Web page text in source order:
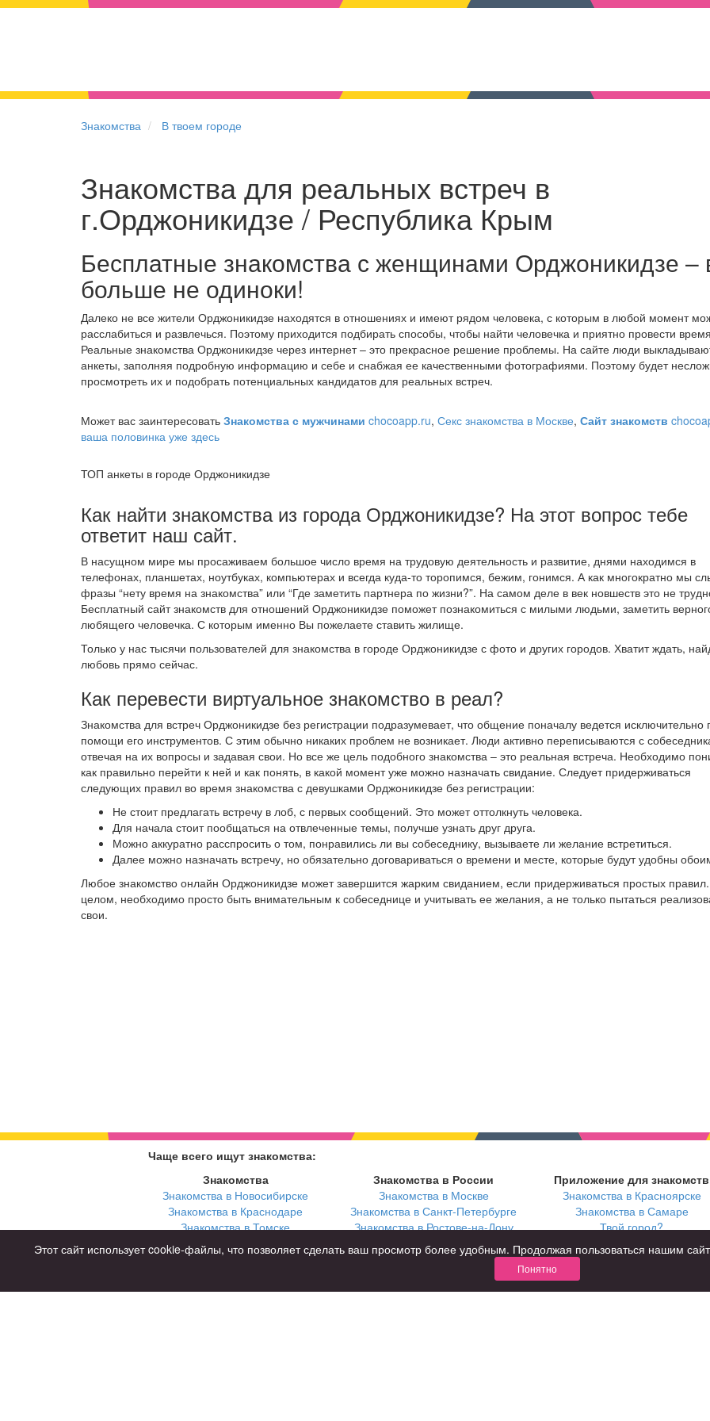
Знакомства В твоем городе
Знакомства для реальных встреч в
г.Орджоникидзе / Республика Крым
Бесплатные знакомства с женщинами Орджоникидзе –
больше не одиноки!
Далеко не все жители Орджоникидзе находятся в отношениях и имеют рядом человека, с которым в любой момент
расслабиться и развлечься. Поэтому приходится подбирать способы, чтобы найти человечка и приятно провести
Реальные знакомства Орджоникидзе через интернет – это прекрасное решение проблемы. На сайте люди
анкеты, заполняя подробную информацию и себе и снабжая ее качественными фотографиями. Поэтому будет
просмотреть их и подобрать потенциальных кандидатов для реальных встреч.
Может вас заинтересовать Знакомства с мужчинами chocoapp.ru, Секс знакомства в Москве, Сайт знакомств
ваша половинка уже здесь
ТОП анкеты в городе Орджоникидзе
Как найти знакомства из города Орджоникидзе? На этот вопрос тебе
ответит наш сайт.
В насущном мире мы просаживаем большое число время на трудовую деятельность и развитие, днями находимся в
телефонах, планшетах, ноутбуках, компьютерах и всегда куда-то торопимся, бежим, гонимся. А как многократно мы
фразы “нету время на знакомства” или “Где заметить партнера по жизни?”. На самом деле в век новшеств это не
Бесплатный сайт знакомств для отношений Орджоникидзе поможет познакомиться с милыми людьми, заметить
любящего человечка. С которым именно Вы пожелаете ставить жилище.
Только у нас тысячи пользователей для знакомства в городе Орджоникидзе с фото и других городов. Хватит ждать,
любовь прямо сейчас.
Как перевести виртуальное знакомство в реал?
Знакомства для встреч Орджоникидзе без регистрации подразумевает, что общение поначалу ведется исключительно
помощи его инструментов. С этим обычно никаких проблем не возникает. Люди активно переписываются с
отвечая на их вопросы и задавая свои. Но все же цель подобного знакомства – это реальная встреча. Необходимо
как правильно перейти к ней и как понять, в какой момент уже можно назначать свидание. Следует придерживаться
следующих правил во время знакомства с девушками Орджоникидзе без регистрации:
Не стоит предлагать встречу в лоб, с первых сообщений. Это может оттолкнуть человека.
Для начала стоит пообщаться на отвлеченные темы, получше узнать друг друга.
Можно аккуратно расспросить о том, понравились ли вы собеседнику, вызываете ли желание встретиться.
Далее можно назначать встречу, но обязательно договариваться о времени и месте, которые будут удобны
Любое знакомство онлайн Орджоникидзе может завершится жарким свиданием, если придерживаться простых
целом, необходимо просто быть внимательным к собеседнице и учитывать ее желания, а не только пытаться
свои.
Чаще всего ищут знакомства:
Знакомства
Знакомства в Новосибирске
Знакомства в Краснодаре
Знакомства в Томске
Знакомства в Екатеринбурге
Знакомства в России
Знакомства в Москве
Знакомства в Санкт-Петербурге
Знакомства в Ростове-на-Дону
Приложение для знакомств
Знакомства в Красноярске
Знакомства в Самаре
Твой город?
Этот сайт использует cookie-файлы, что позволяет сделать ваш просмотр более удобным. Продолжая пользоваться нашим
Понятно